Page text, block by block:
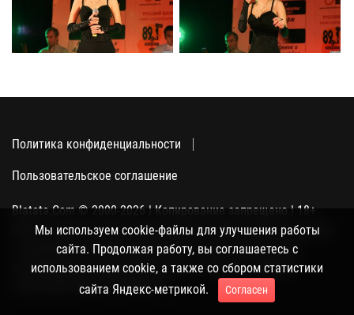
Политика конфиденциальности
Пользовательское соглашение
Blatata.Com © 2000-2026 | Копирование запрещено | 18+
Использование сайта подразумевает ваше полное согласие
с политикой конфиденциальности, пользовательским
соглашением и поддержкой куки, а также со сбором
статистики Яндекс-метрикой.
Мы используем cookie-файлы для улучшения работы
сайта. Продолжая работу, вы соглашаетесь с
использованием cookie, а также со сбором статистики
сайта Яндекс-метрикой.
Согласен